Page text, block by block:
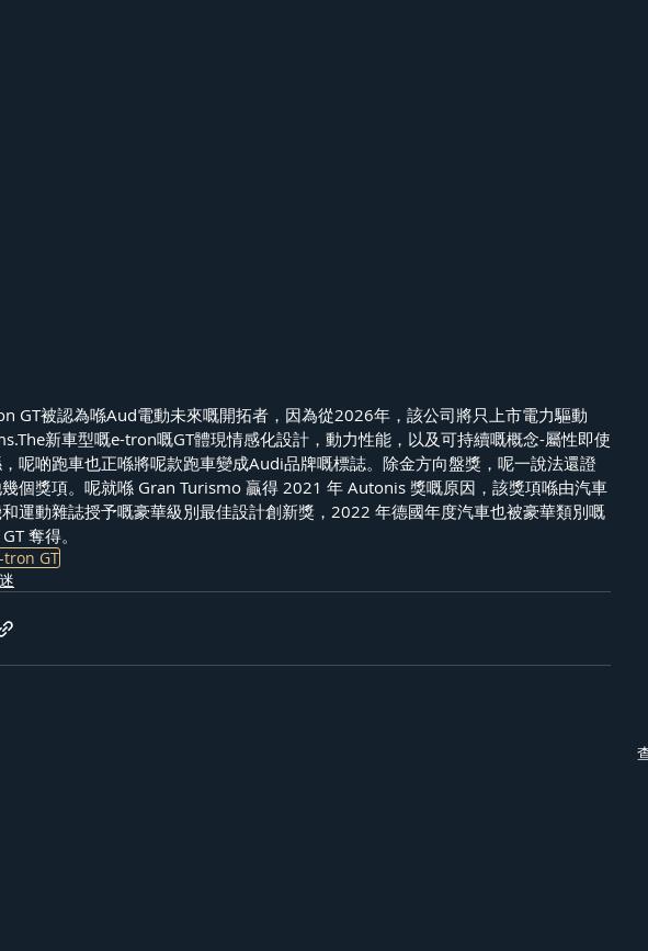
GT被認為喺Aud電動未來嘅開拓者，因為從2026年，該公司將只上市電力驅動
新車型嘅e-tron嘅GT體現情感化設計，動力性能，以及可持續嘅概念-屬性即使
呢啲跑車也正喺將呢款跑車變成Audi品牌嘅標誌。除金方向盤獎，呢一說法還證
個獎項。呢就喺 Gran Turismo 贏得 2021 年 Autonis 獎嘅原因，該獎項喺由汽車
運動雜誌授予嘅豪華級別最佳設計創新獎，2022 年德國年度汽車也被豪華類別嘅
奪得。
tron GT